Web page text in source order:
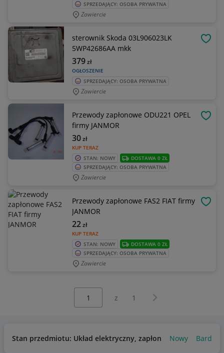
SPRZEDAJĄCY: OSOBA PRYWATNA
Zawiercie
sterownik Skoda 03L906023LK
5WP42686AA mkk
OGŁOSZENIE
379zł
SPRZEDAJĄCY: OSOBA PRYWATNA
Zawiercie
Przewody zapłonowe ODU221 OPEL
firmy JANMOR
KUP TERAZ
30zł
STAN: NOWY
DOSTAWA 0 ZŁ
SPRZEDAJĄCY: OSOBA PRYWATNA
Zawiercie
Przewody zapłonowe FAS2 FIAT firmy
JANMOR
KUP TERAZ
22zł
STAN: NOWY
DOSTAWA 0 ZŁ
SPRZEDAJĄCY: OSOBA PRYWATNA
Zawiercie
z 1 Następna strona
Stan przedmiotu: Układ elektryczny, zapłon Nowy Bardzo